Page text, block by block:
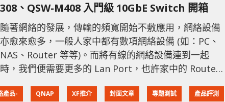
308、QSW-M408 入門級 10GbE Switch 開箱
隨著網絡的發展，傳輸的頻寬開始不敷應用，網絡設備
亦愈來愈多，一般人家中都有數項網絡設備 (如：PC、
NAS、Router 等等)。而將有線的網絡設備連到一起
時，我們便需要更多的 Lan Port，也許家中的 Router
此時便需要 Switch 的幫助。而目前一些設備所支援的
產品- QNAP XF推介 封面文章 專題測試 產品評測